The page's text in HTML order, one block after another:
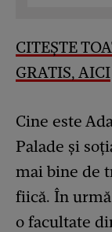
CITEȘTE
GRATIS, AICI
Cine este
Palade și
mai bine de
fiică. În
o facultate